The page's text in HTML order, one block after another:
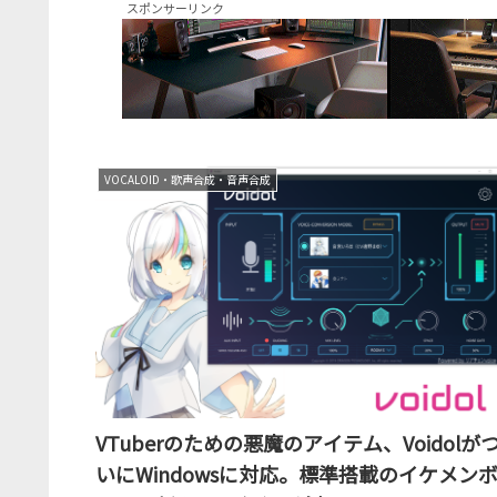
スポンサーリンク
VOCALOID・歌声合成・音声合成
VTuberのための悪魔のアイテム、Voidolが
いにWindowsに対応。標準搭載のイケメンボ